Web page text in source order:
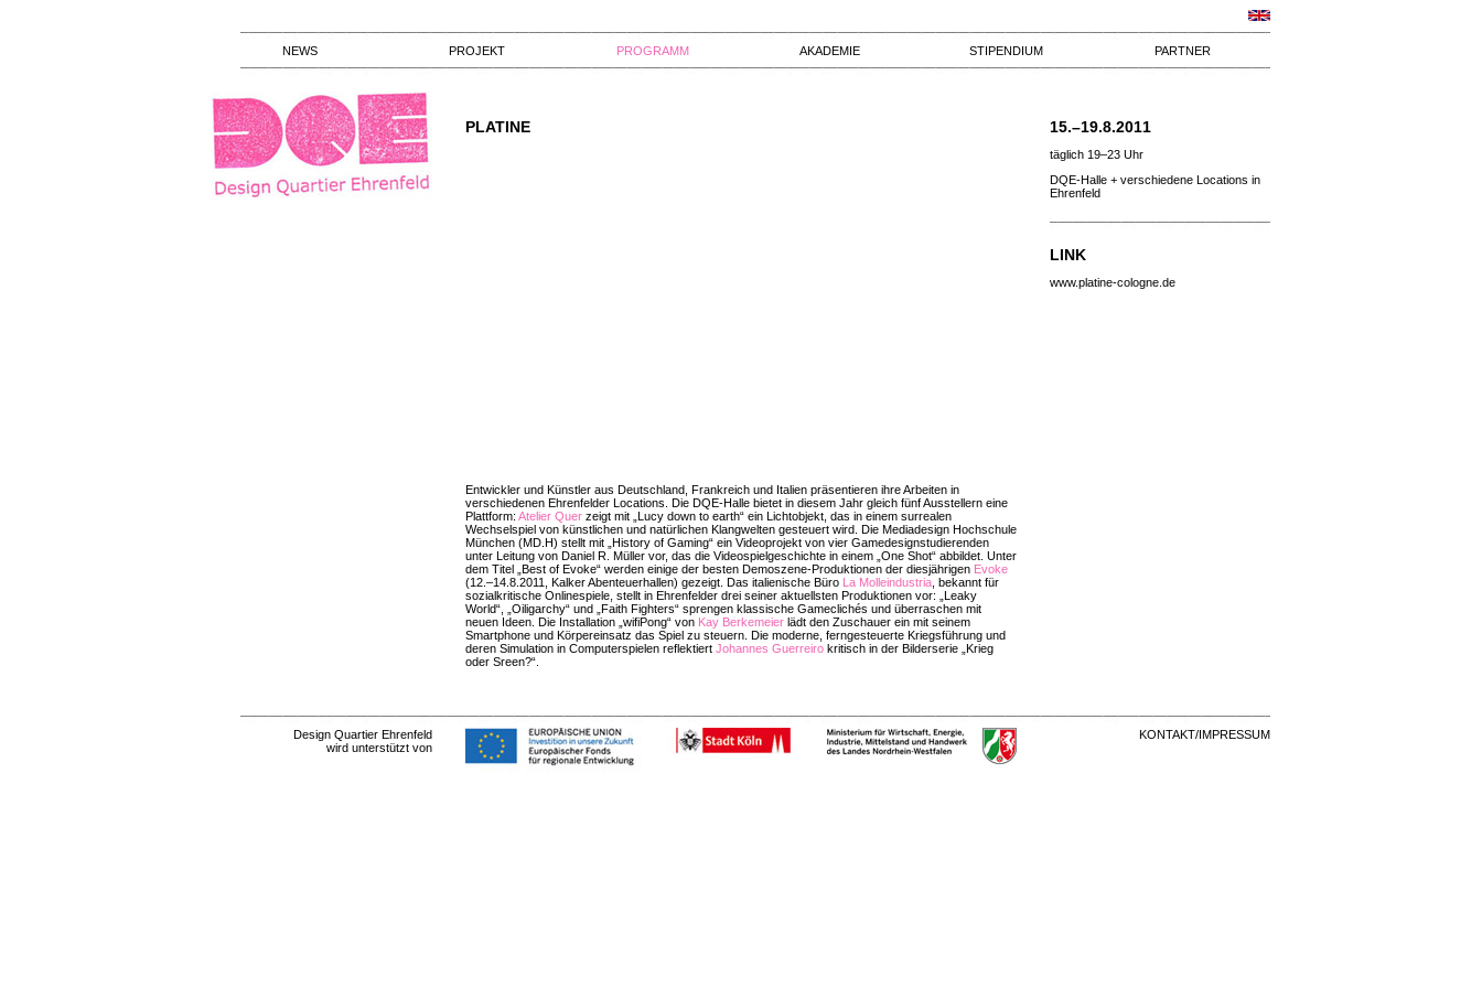
NEWS PROJEKT PROGRAMM AKADEMIE STIPENDIUM PARTNER
PLATINE
Entwickler und Künstler aus Deutschland, Frankreich und Italien präsentieren ihre Arbeiten in
verschiedenen Ehrenfelder Locations. Die DQE-Halle bietet in diesem Jahr gleich fünf Ausstellern eine
Plattform: Atelier Quer zeigt mit „Lucy down to earth“ ein Lichtobjekt, das in einem surrealen
Wechselspiel von künstlichen und natürlichen Klangwelten gesteuert wird. Die Mediadesign Hochschule
München (MD.H) stellt mit „History of Gaming“ ein Videoprojekt von vier Gamedesignstudierenden
unter Leitung von Daniel R. Müller vor, das die Videospielgeschichte in einem „One Shot“ abbildet. Unter
dem Titel „Best of Evoke“ werden einige der besten Demoszene-Produktionen der diesjährigen Evoke
(12.–14.8.2011, Kalker Abenteuerhallen) gezeigt. Das italienische Büro La Molleindustria , bekannt für
sozialkritische Onlinespiele, stellt in Ehrenfelder drei seiner aktuellsten Produktionen vor: „Leaky
World“, „Oiligarchy“ und „Faith Fighters“ sprengen klassische Gameclichés und überraschen mit
neuen Ideen. Die Installation „wifiPong“ von Kay Berkemeier lädt den Zuschauer ein mit seinem
Smartphone und Körpereinsatz das Spiel zu steuern. Die moderne, ferngesteuerte Kriegsführung und
deren Simulation in Computerspielen reflektiert Johannes Guerreiro kritisch in der Bilderserie „Krieg
oder Sreen?“.
15.–19.8.2011
täglich 19–23 Uhr
DQE-Halle + verschiedene Locations in
Ehrenfeld
LINK
www.platine-cologne.de
Design Quartier Ehrenfeld
wird unterstützt von
KONTAKT/IMPRESSUM